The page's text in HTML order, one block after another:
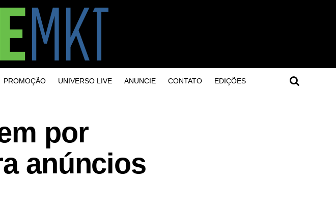
PROMOÇÃO UNIVERSO LIVE ANUNCIE CONTATO EDIÇÕES
por
anúncios